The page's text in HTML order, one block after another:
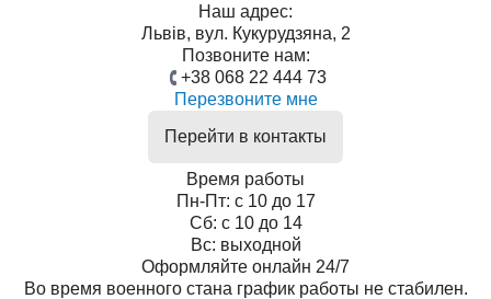
Наш адрес:
Львів, вул. Кукурудзяна, 2
Позвоните нам:
+38 068 22 444 73
Перезвоните мне
Перейти в контакты
Время работы
Пн-Пт: с 10 до 17
Сб: с 10 до 14
Вс: выходной
Оформляйте онлайн 24/7
Во время военного стана график работы не стабилен.